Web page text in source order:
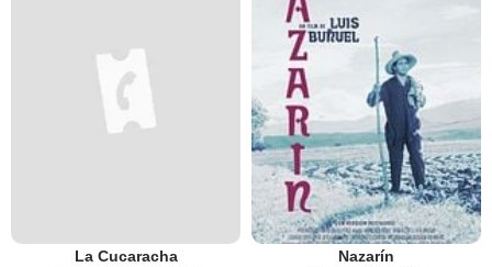
La Cucaracha Nazarín